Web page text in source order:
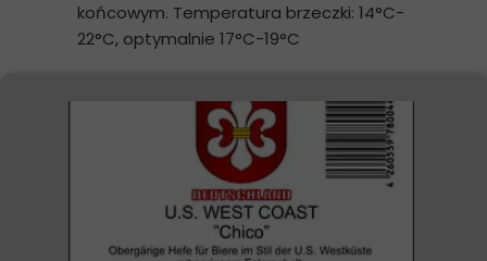
końcowym. Temperatura brzeczki: 14°C-
22°C, optymalnie 17°C-19°C